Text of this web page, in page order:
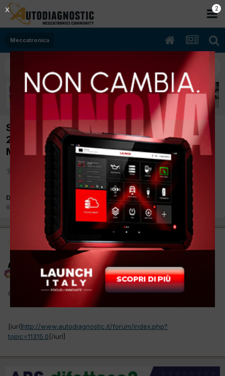
Meccatronica
SPOSTATO: [xsara picasso 05/2000
2.000cc rhy Kw Diesel] SI SPEGNE IN
MARCIA DOPO POCHI KM
Da IMPULSORE
8 Gennaio 2013
Meccatronica
Moderatore
IMPULSORE
Inviato8 Gennaio 2013
Questo topic è stato spostato inDiagnosi elettronica.
[iurl]http://www.autodiagnostic.it/forum/index.php?
topic=11315.0 [/iurl]
2
X